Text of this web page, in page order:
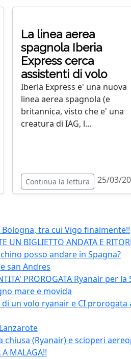
La linea aerea
spagnola Iberia
Express cerca
assistenti di volo
Iberia Express e' una nuova
linea aerea spagnola (e
britannica, visto che e' una
creatura di IAG, l...
Continua la lettura 25/03/
tra cui Vigo finalmente!!
UN BIGLIETTO ANDATA E
posso andare in Spagna?
san Andres
PROROGATA Ryanair per la
mare e movida
un volo ryanair e CI prorogata
chiusa (Ryanair) e scioperi
MALAGA!!